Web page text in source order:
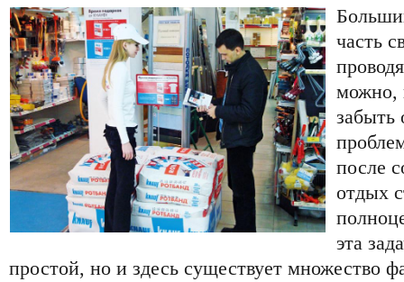
часть
можно,
забыть
после
отдых
эта
простой, но и здесь существует множество